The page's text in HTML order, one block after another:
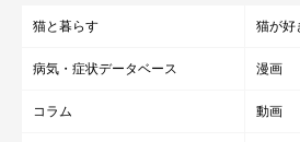
猫と暮らす 猫が好
病気・症状データベース 漫画
コラム 動画